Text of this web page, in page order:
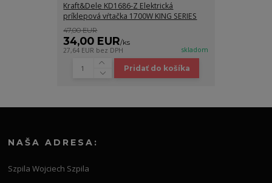
Kraft&Dele KD1686-Z Elektrická
príklepová vŕtačka 1700W KING SERIES
47,00 EUR
34,00 EUR/ks
27,64 EUR bez DPH skladom
Pridať do košíka
NAŠA ADRESA:
Szpila Wojciech Szpila